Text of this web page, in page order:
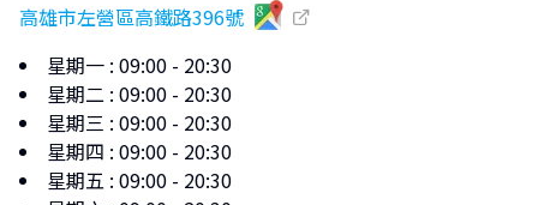
高雄市左營區高鐵路396號
星期一 : 09:00 - 20:30
星期二 : 09:00 - 20:30
星期三 : 09:00 - 20:30
星期四 : 09:00 - 20:30
星期五 : 09:00 - 20:30